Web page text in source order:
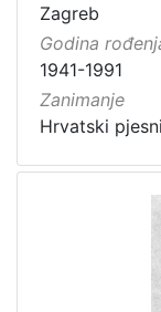
Zagreb
Godina
1941-1991
Zanimanje
Hrvatski